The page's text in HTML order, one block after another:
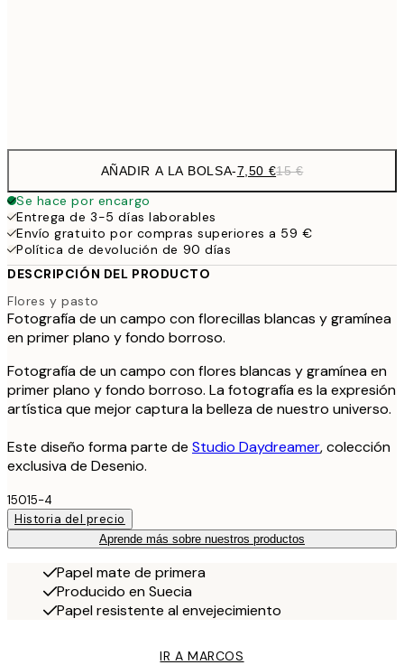
AÑADIR A LA BOLSA-7,50 €15 €
Se hace por encargo
Entrega de 3-5 días laborables
Envío gratuito por compras superiores a 59 €
Política de devolución de 90 días
DESCRIPCIÓN DEL PRODUCTO
Flores y pasto
Fotografía de un campo con florecillas blancas y gramínea
en primer plano y fondo borroso.
Fotografía de un campo con flores blancas y gramínea en
primer plano y fondo borroso. La fotografía es la expresión
artística que mejor captura la belleza de nuestro universo.
Este diseño forma parte de Studio Daydreamer, colección
exclusiva de Desenio.
15015-4
Historia del precio
Aprende más sobre nuestros productos
Papel mate de primera
Producido en Suecia
Papel resistente al envejecimiento
IR A MARCOS